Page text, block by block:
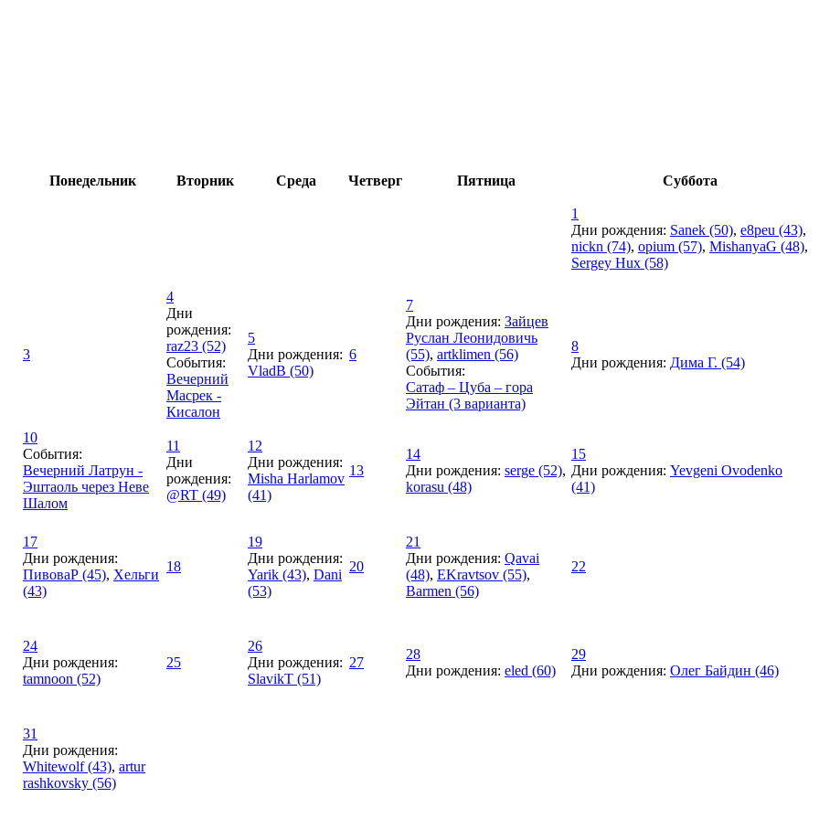
Понедельник Вторник Среда Четверг Пятница Суббота
1
Дни рождения: Sanek (50), e8peu (43),
nickn (74), opium (57), MishanyaG (48),
Sergey Hux (58)
3
4
Дни
рождения:
raz23 (52)
События:
Вечерний
Масрек -
Кисалон
5
Дни рождения:
VladB (50)
6
7
Дни рождения: Зайцев
Руслан Леонидовичь
(55), artklimen (56)
События:
Сатаф – Цуба – гора
Эйтан (3 варианта)
8
Дни рождения: Дима Г. (54)
10
События:
Вечерний Латрун -
Эштаоль через Неве
Шалом
11
Дни
рождения:
@RT (49)
12
Дни рождения:
Misha Harlamov
(41)
13
14
Дни рождения: serge (52),
korasu (48)
15
Дни рождения: Yevgeni Ovodenko
(41)
17
Дни рождения:
ПивоваР (45), Хельги
(43)
18
19
Дни рождения:
Yarik (43), Dani
(53)
20
21
Дни рождения: Qavai
(48), EKravtsov (55),
Barmen (56)
22
24
Дни рождения:
tamnoon (52)
25
26
Дни рождения:
SlavikT (51)
27
28
Дни рождения: eled (60)
29
Дни рождения: Олег Байдин (46)
31
Дни рождения:
Whitewolf (43), artur
rashkovsky (56)